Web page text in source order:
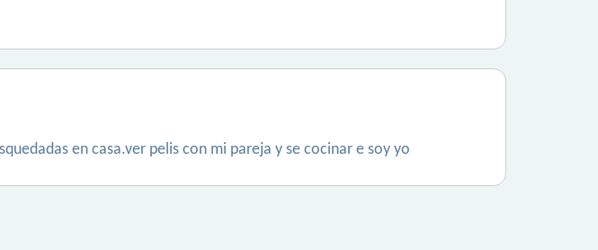
en casa.ver pelis con mi pareja y se cocinar e soy yo